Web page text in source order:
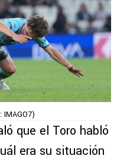
que el Toro habló
era su situación